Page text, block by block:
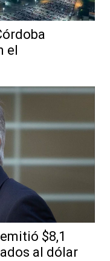
el
$8,1
al dólar